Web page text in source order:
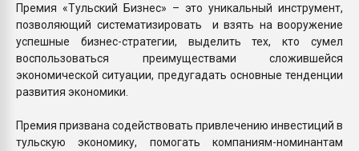
Премия «Тульский Бизнес» – это уникальный инструмент,
позволяющий систематизировать и взять на вооружение
успешные бизнес-стратегии, выделить тех, кто сумел
воспользоваться преимуществами сложившейся
экономической ситуации, предугадать основные тенденции
развития экономики.
Премия призвана содействовать привлечению инвестиций в
тульскую экономику, помогать компаниям-номинантам